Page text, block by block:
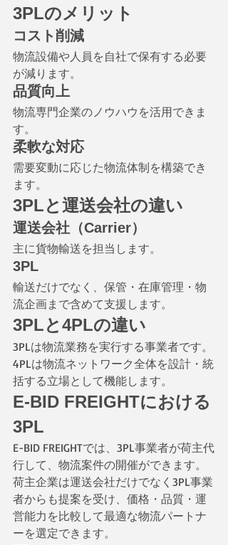
3PLのメリット
コスト削減
物流設備や人員を自社で保有する必要
が減ります。
品質向上
物流専門企業のノウハウを活用できま
す。
柔軟な対応
需要変動に応じた物流体制を構築でき
ます。
3PLと運送会社の違い
運送会社（Carrier）
主に貨物輸送を担当します。
3PL
輸送だけでなく、保管・在庫管理・物
流企画まで含めて支援します。
3PLと4PLの違い
3PLは物流業務を実行する事業者です。
4PLは物流ネットワーク全体を設計・統
括する立場として機能します。
E-BID FREIGHTにおける
3PL
E-BID FREIGHTでは、3PL事業者が荷主代
行して、物流案件の開催ができます。
荷主企業は運送会社だけでなく3PL事業
者からも提案を受け、価格・品質・運
営能力を比較して最適な物流パートナ
ーを選定できます。